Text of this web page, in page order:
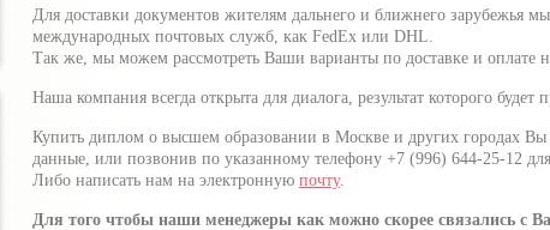
Для доставки документов жителям дальнего и ближнего зарубежья
международных почтовых служб, как FedEx или DHL.
Так же, мы можем рассмотреть Ваши варианты по доставке и оплате
Наша компания всегда открыта для диалога, результат которого будет
Купить диплом о высшем образовании в Москве и других городах Вы
данные, или позвонив по указанному телефону +7 (996) 644-25-12
Либо написать нам на электронную почту.
Для того чтобы наши менеджеры как можно скорее связались с